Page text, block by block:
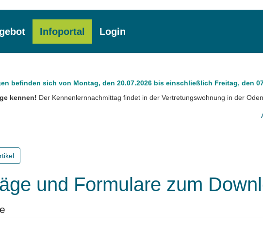
Infoportal Login
befinden sich von Montag, den 20.07.2026 bis einschließlich Freitag, den
kennen! Der Kennenlernnachmittag findet in der Vertretungswohnung in der
und Formulare zum